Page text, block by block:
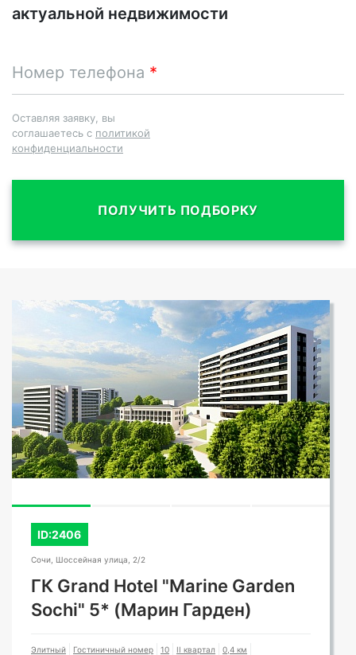
актуальной недвижимости
Номер телефона
Оставляя заявку, вы
соглашаетесь с политикой
конфиденциальности
ПОЛУЧИТЬ ПОДБОРКУ
ID:2406
Сочи, Шоссейная улица, 2/2
ГК Grand Hotel "Marine Garden
Sochi" 5* (Марин Гарден)
Элитный Гостиничный номер 10 II квартал 0,4 км